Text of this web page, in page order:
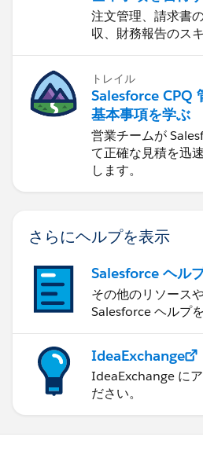
注文管理、請求書
収、財務報告のス
トレイル
Salesforce CPQ
基本事項を学ぶ
営業チームが
て正確な見積を迅
します。
さらにヘルプを表示
Salesforce ヘル
その他のリソース
Salesforce ヘルプ
IdeaExchange
IdeaExchange に
ださい。